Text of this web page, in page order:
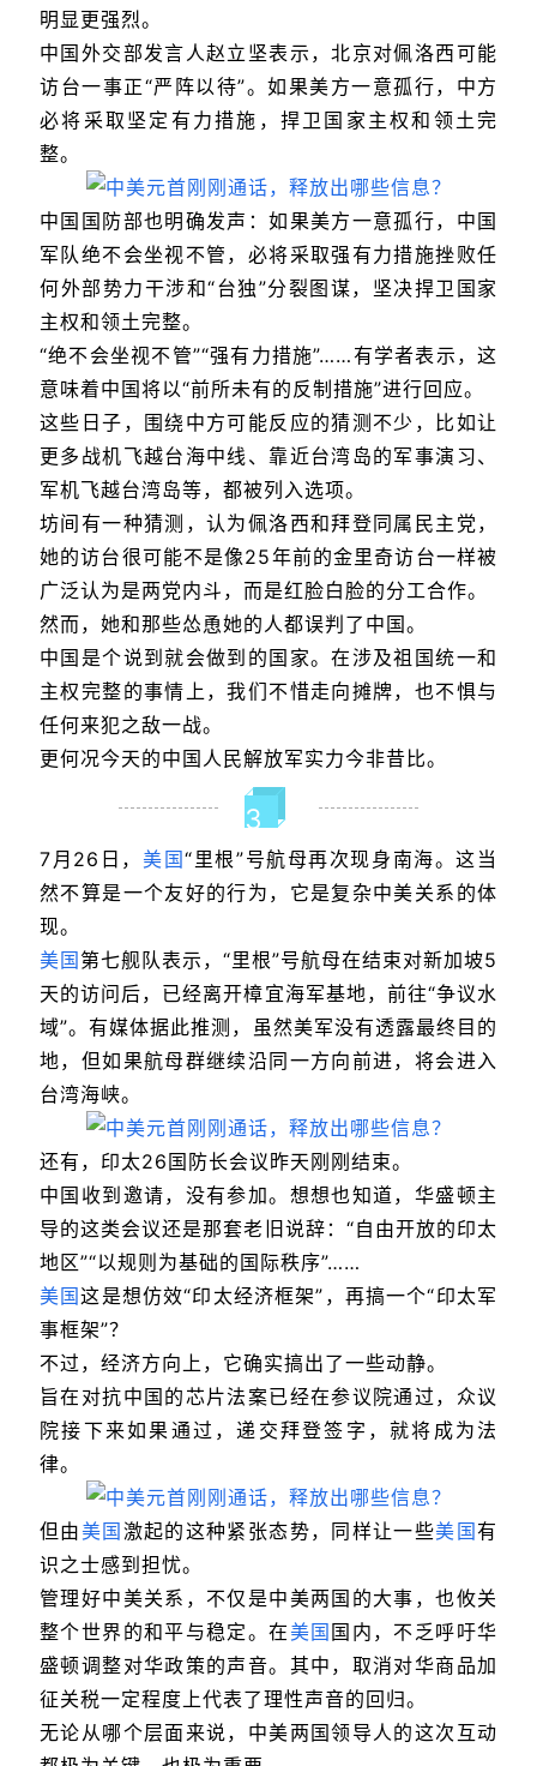
明显更强烈。
中国外交部发言人赵立坚表示，北京对佩洛西可能
访台一事正“严阵以待”。如果美方一意孤行，中方
必将采取坚定有力措施，捍卫国家主权和领土完
整。
中国国防部也明确发声：如果美方一意孤行，中国
军队绝不会坐视不管，必将采取强有力措施挫败任
何外部势力干涉和“台独”分裂图谋，坚决捍卫国家
主权和领土完整。
“绝不会坐视不管”“强有力措施”……有学者表示，这
意味着中国将以“前所未有的反制措施”进行回应。
这些日子，围绕中方可能反应的猜测不少，比如让
更多战机飞越台海中线、靠近台湾岛的军事演习、
军机飞越台湾岛等，都被列入选项。
坊间有一种猜测，认为佩洛西和拜登同属民主党，
她的访台很可能不是像25年前的金里奇访台一样被
广泛认为是两党内斗，而是红脸白脸的分工合作。
然而，她和那些怂恿她的人都误判了中国。
中国是个说到就会做到的国家。在涉及祖国统一和
主权完整的事情上，我们不惜走向摊牌，也不惧与
任何来犯之敌一战。
更何况今天的中国人民解放军实力今非昔比。
3
7月26日， 美国“里根”号航母再次现身南海。这当
然不算是一个友好的行为，它是复杂中美关系的体
现。
美国第七舰队表示，“里根”号航母在结束对新加坡5
天的访问后，已经离开樟宜海军基地，前往“争议水
域”。有媒体据此推测，虽然美军没有透露最终目的
地，但如果航母群继续沿同一方向前进，将会进入
台湾海峡。
还有，印太26国防长会议昨天刚刚结束。
中国收到邀请，没有参加。想想也知道，华盛顿主
导的这类会议还是那套老旧说辞：“自由开放的印太
地区”“以规则为基础的国际秩序”……
美国这是想仿效“印太经济框架”，再搞一个“印太军
事框架”？
不过，经济方向上，它确实搞出了一些动静。
旨在对抗中国的芯片法案已经在参议院通过，众议
院接下来如果通过，递交拜登签字，就将成为法
律。
但由美国激起的这种紧张态势，同样让一些美国有
识之士感到担忧。
管理好中美关系，不仅是中美两国的大事，也攸关
整个世界的和平与稳定。在美国国内，不乏呼吁华
盛顿调整对华政策的声音。其中，取消对华商品加
征关税一定程度上代表了理性声音的回归。
无论从哪个层面来说，中美两国领导人的这次互动